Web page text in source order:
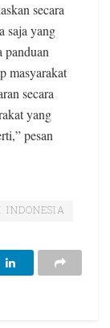
secara
saja yang
panduan
masyarakat
secara
yang
pesan
INDONESIA